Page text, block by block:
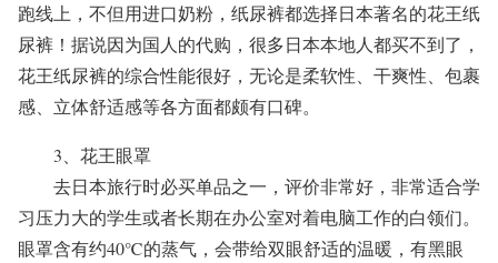
跑线上，不但用进口奶粉，纸尿裤都选择日本著名的花王纸
尿裤！据说因为国人的代购，很多日本本地人都买不到了，
花王纸尿裤的综合性能很好，无论是柔软性、干爽性、包裹
感、立体舒适感等各方面都颇有口碑。
3、花王眼罩
去日本旅行时必买单品之一，评价非常好，非常适合学
习压力大的学生或者长期在办公室对着电脑工作的白领们。
眼罩含有约40℃的蒸气，会带给双眼舒适的温暖，有黑眼